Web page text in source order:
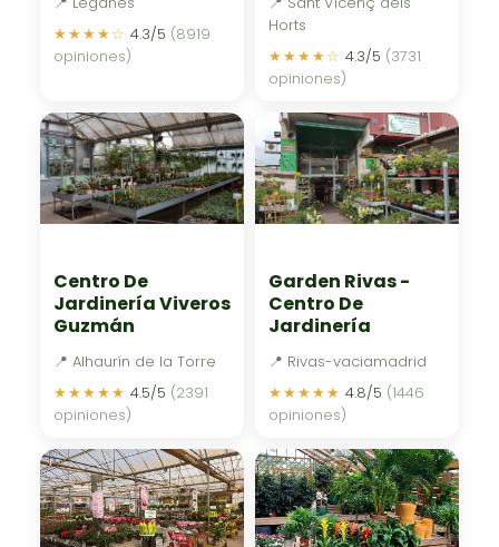
★★★★☆ 4.3/5 (8919
opiniones)
Horts
★★★★☆ 4.3/5 (3731
opiniones)
Centro De
Jardinería Viveros
Guzmán
📍 Alhaurín de la Torre
★★★★★ 4.5/5 (2391
opiniones)
Garden Rivas -
Centro De
Jardinería
📍 Rivas-vaciamadrid
★★★★★ 4.8/5 (1446
opiniones)